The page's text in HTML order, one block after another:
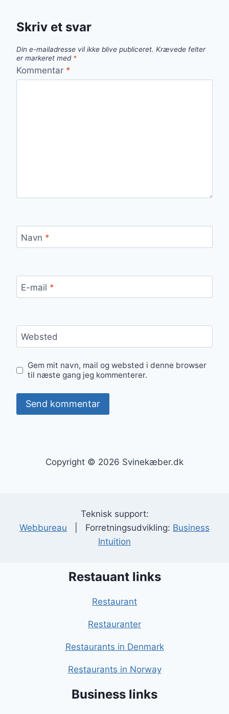
Skriv et svar
Din e-mailadresse vil ikke blive publiceret. Krævede felter
er markeret med *
Kommentar *
Navn *
E-mail *
Websted
Gem mit navn, mail og websted i denne browser
til næste gang jeg kommenterer.
Copyright © 2026 Svinekæber.dk
Teknisk support:
Webbureau | Forretningsudvikling: Business
Intuition
Restauant links
Restaurant
Restauranter
Restaurants in Denmark
Restaurants in Norway
Business links